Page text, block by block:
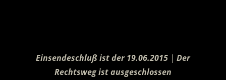
Einsendeschluß ist der 19.06.2015 | Der
Rechtsweg ist ausgeschlossen